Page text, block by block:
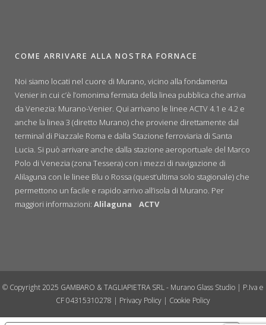
COME ARRIVARE ALLA NOSTRA FORNACE
Noi siamo locati nel cuore di Murano, vicino alla fondamenta
Venier in cui c’è l’omonima fermata della linea pubblica che arriva
da Venezia: Murano-Venier. Qui arrivano le linee ACTV 4.1 e 4.2 e
anche la linea 3 (diretto Murano) che proviene direttamente dal
terminal di Piazzale Roma e dalla Stazione ferroviaria di Santa
Lucia. Si può arrivare anche dalla stazione aeroportuale del Marco
Polo di Venezia (zona Tessera) con i mezzi di navigazione di
Alilaguna con le linee Blu o Rossa (quest’ultima solo stagionale) che
permettono un facile e rapido arrivo all’isola di Murano. Per
maggiori informazioni: Alilaguna ACTV
© Copyright 2025 GAMBARO & TAGLIAPIETRA SRL - Murano Glass Studio | P.Iva e
CF 04315310278 | Privacy Policy | Cookie Policy